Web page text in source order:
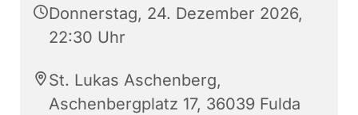
Donnerstag, 24. Dezember 2026,
22:30 Uhr
St. Lukas Aschenberg,
Aschenbergplatz 17, 36039 Fulda